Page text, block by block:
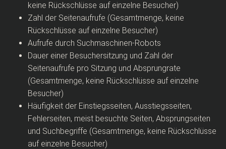
keine Rückschlüsse auf einzelne Besucher)
Zahl der Seitenaufrufe (Gesamtmenge, keine
Rückschlüsse auf einzelne Besucher)
Aufrufe durch Suchmaschinen-Robots
Dauer einer Besuchersitzung und Zahl der
Seitenaufrufe pro Sitzung und Absprungrate
(Gesamtmenge, keine Rückschlüsse auf einzelne
Besucher)
Häufigkeit der Einstiegsseiten, Ausstiegsseiten,
Fehlerseiten, meist besuchte Seiten, Absprungseiten
und Suchbegriffe (Gesamtmenge, keine Rückschlüsse
auf einzelne Besucher)